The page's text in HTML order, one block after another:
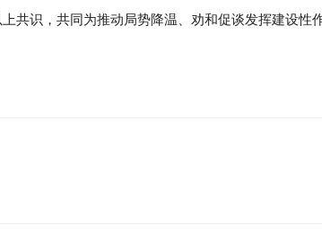
共识，共同为推动局势降温、劝和促谈发挥建设性作